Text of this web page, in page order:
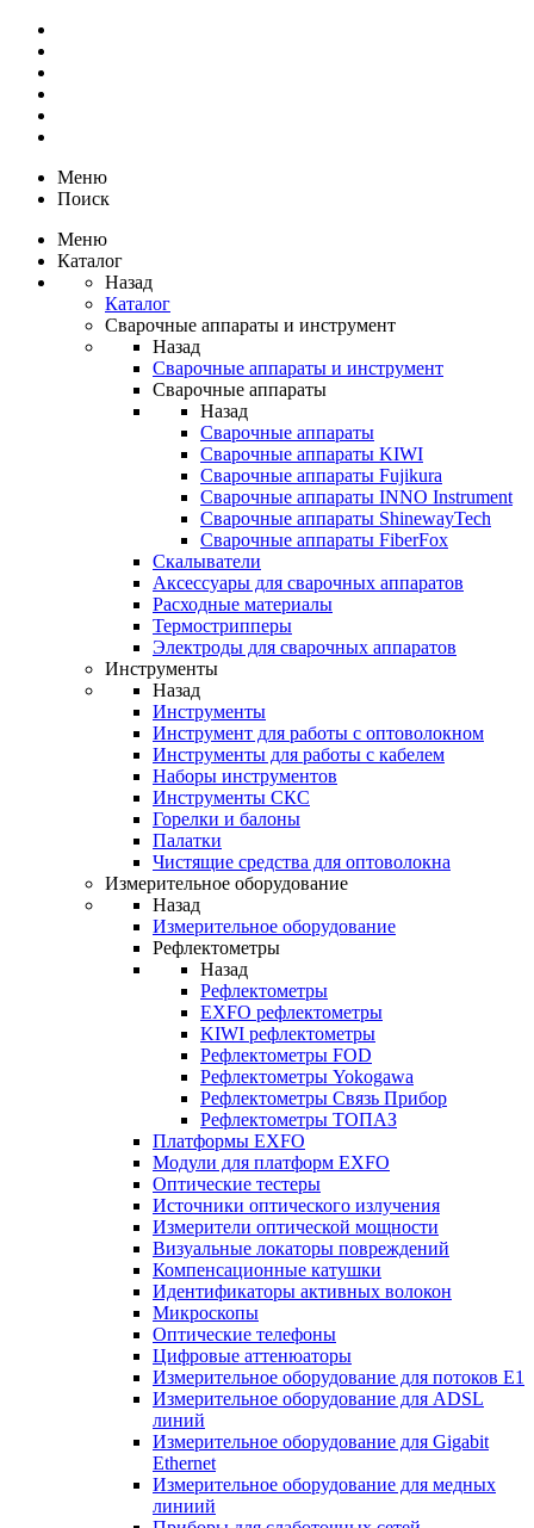
Меню
Поиск
Меню
Каталог
Назад
Каталог
Сварочные аппараты и инструмент
Назад
Сварочные аппараты и инструмент
Сварочные аппараты
Назад
Сварочные аппараты
Сварочные аппараты KIWI
Сварочные аппараты Fujikura
Сварочные аппараты INNO Instrument
Сварочные аппараты ShinewayTech
Cварочные аппараты FiberFox
Скалыватели
Аксессуары для сварочных аппаратов
Расходные материалы
Термострипперы
Электроды для сварочных аппаратов
Инструменты
Назад
Инструменты
Инструмент для работы с оптоволокном
Инструменты для работы с кабелем
Наборы инструментов
Инструменты СКС
Горелки и балоны
Палатки
Чистящие средства для оптоволокна
Измерительное оборудование
Назад
Измерительное оборудование
Рефлектометры
Назад
Рефлектометры
EXFO рефлектометры
KIWI рефлектометры
Рефлектометры FOD
Рефлектометры Yokogawa
Рефлектометры Связь Прибор
Рефлектометры ТОПАЗ
Платформы EXFO
Модули для платформ EXFO
Оптические тестеры
Источники оптического излучения
Измерители оптической мощности
Визуальные локаторы повреждений
Компенсационные катушки
Идентификаторы активных волокон
Микроскопы
Оптические телефоны
Цифровые аттенюаторы
Измерительное оборудование для потоков Е1
Измерительное оборудование для ADSL
линий
Измерительное оборудование для Gigabit
Ethernet
Измерительное оборудование для медных
линиий